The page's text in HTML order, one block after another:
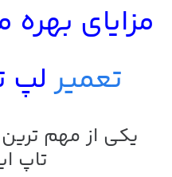
مزایای بهره
تعمیرلپ
یکی از مهم
تاپ